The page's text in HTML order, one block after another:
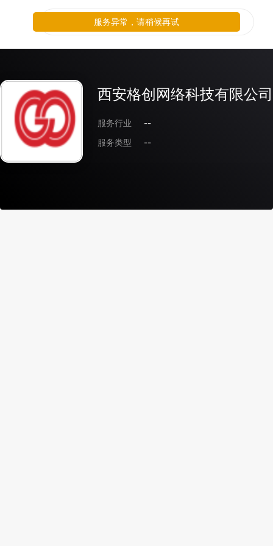
西安格创网络科技有限公司
服务行业
--
服务类型
--
服务异常，请稍候再试